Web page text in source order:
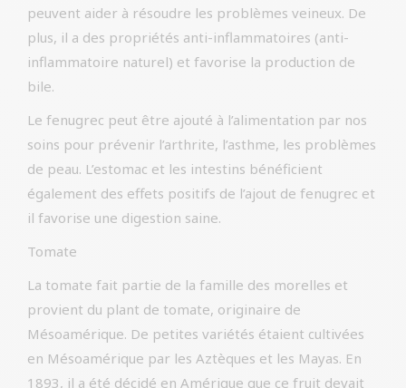
peuvent aider à résoudre les problèmes veineux. De
plus, il a des propriétés anti-inflammatoires (anti-
inflammatoire naturel) et favorise la production de
bile.
Le fenugrec peut être ajouté à l’alimentation par nos
soins pour prévenir l’arthrite, l’asthme, les problèmes
de peau. L’estomac et les intestins bénéficient
également des effets positifs de l’ajout de fenugrec et
il favorise une digestion saine.
Tomate
La tomate fait partie de la famille des morelles et
provient du plant de tomate, originaire de
Mésoamérique. De petites variétés étaient cultivées
en Mésoamérique par les Aztèques et les Mayas. En
1893, il a été décidé en Amérique que ce fruit devait